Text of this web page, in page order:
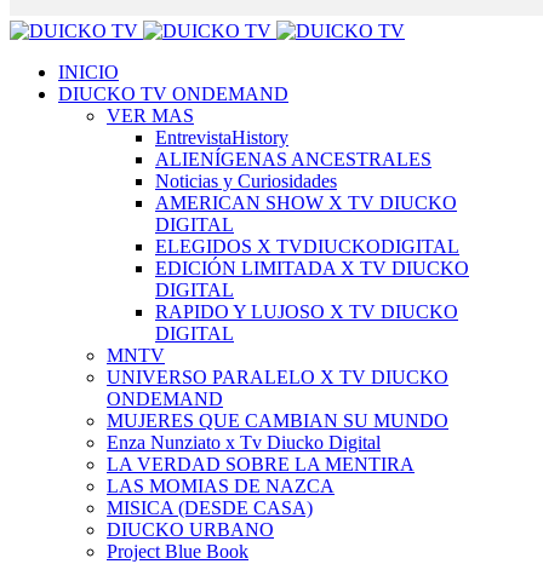
INICIO
DIUCKO TV ONDEMAND
VER MAS
EntrevistaHistory
ALIENÍGENAS ANCESTRALES
Noticias y Curiosidades
AMERICAN SHOW X TV DIUCKO
DIGITAL
ELEGIDOS X TVDIUCKODIGITAL
EDICIÓN LIMITADA X TV DIUCKO
DIGITAL
RAPIDO Y LUJOSO X TV DIUCKO
DIGITAL
MNTV
UNIVERSO PARALELO X TV DIUCKO
ONDEMAND
MUJERES QUE CAMBIAN SU MUNDO
Enza Nunziato x Tv Diucko Digital
LA VERDAD SOBRE LA MENTIRA
LAS MOMIAS DE NAZCA
MISICA (DESDE CASA)
DIUCKO URBANO
Project Blue Book